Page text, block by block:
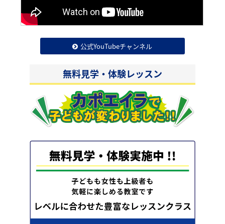
公式YouTubeチャンネル
無料見学・体験レッスン